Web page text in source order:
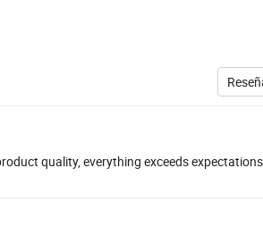
quality, everything exceeds